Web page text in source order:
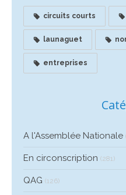
circuits courts
launaguet
entreprises
A l'Assemblée Nationale
En circonscription (281)
QAG (126)